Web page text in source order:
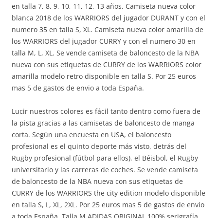
en talla 7, 8, 9, 10, 11, 12, 13 años. Camiseta nueva color
blanca 2018 de los WARRIORS del jugador DURANT y con el
numero 35 en talla S, XL. Camiseta nueva color amarilla de
los WARRIORS del jugador CURRY y con el numero 30 en
talla M, L, XL. Se vende camiseta de baloncesto de la NBA
nueva con sus etiquetas de CURRY de los WARRIORS color
amarilla modelo retro disponible en talla S. Por 25 euros
mas 5 de gastos de envio a toda España.
Lucir nuestros colores es fácil tanto dentro como fuera de
la pista gracias a las camisetas de baloncesto de manga
corta. Según una encuesta en USA, el baloncesto
profesional es el quinto deporte más visto, detrás del
Rugby profesional (fútbol para ellos), el Béisbol, el Rugby
universitario y las carreras de coches. Se vende camiseta
de baloncesto de la NBA nueva con sus etiquetas de
CURRY de los WARRIORS the city edition modelo disponible
en talla S, L, XL, 2XL. Por 25 euros mas 5 de gastos de envio